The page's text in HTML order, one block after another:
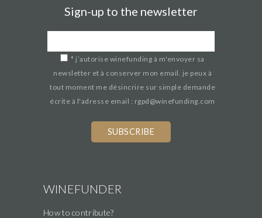
Sign-up to the newsletter
* j’autorise winefunding à m'envoyer sa
newsletter et à conserver mon email. je peux à
tout moment me désincrire sur simple demande
écrite à l'adresse email : rgpd@winefunding.com
WINEFUNDER
How to contribute?